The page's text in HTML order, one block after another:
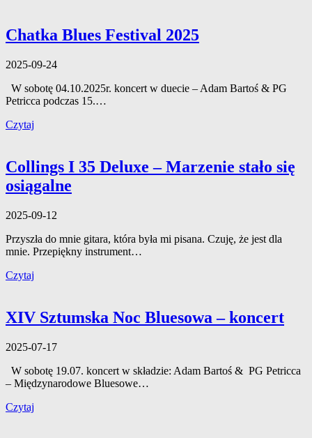
Chatka Blues Festival 2025
2025-09-24
W sobotę 04.10.2025r. koncert w duecie – Adam Bartoś & PG
Petricca podczas 15.…
Czytaj
Collings I 35 Deluxe – Marzenie stało się
osiągalne
2025-09-12
Przyszła do mnie gitara, która była mi pisana. Czuję, że jest dla
mnie. Przepiękny instrument…
Czytaj
XIV Sztumska Noc Bluesowa – koncert
2025-07-17
W sobotę 19.07. koncert w składzie: Adam Bartoś & PG Petricca
– Międzynarodowe Bluesowe…
Czytaj